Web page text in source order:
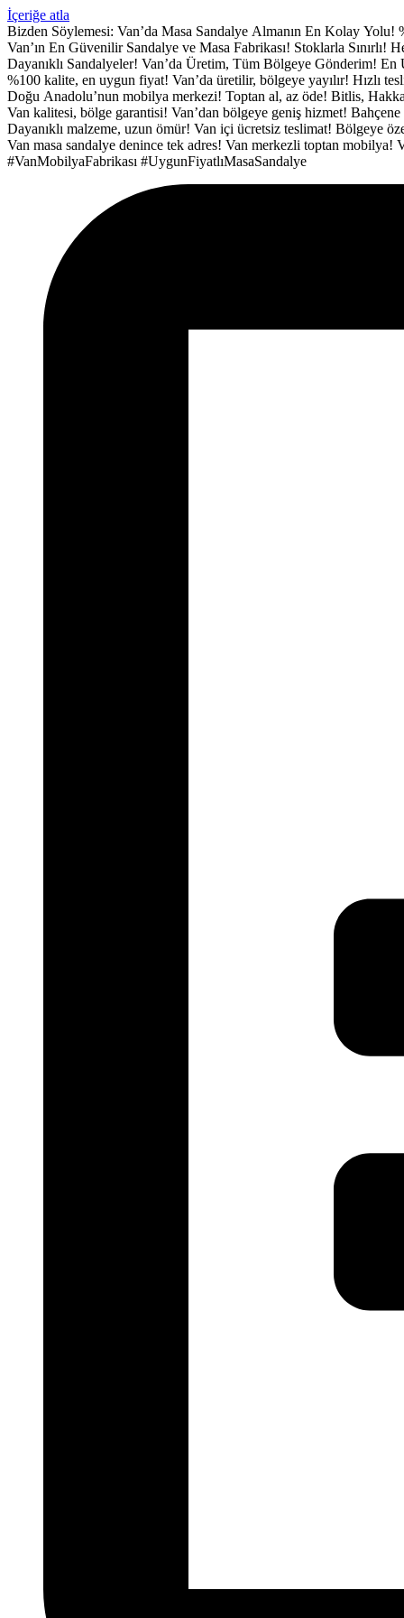
İçeriğe atla
Bizden Söylemesi: Van’da Masa Sandalye Almanın En Kolay Yolu!
Van’ın En Güvenilir Sandalye ve Masa Fabrikası! Stoklarla Sınırlı!
Dayanıklı Sandalyeler! Van’da Üretim, Tüm Bölgeye Gönderim! En
%100 kalite, en uygun fiyat! Van’da üretilir, bölgeye yayılır! Hızlı
Doğu Anadolu’nun mobilya merkezi! Toptan al, az öde! Bitlis,
Van kalitesi, bölge garantisi! Van’dan bölgeye geniş hizmet! Bahçene
Dayanıklı malzeme, uzun ömür! Van içi ücretsiz teslimat! Bölgeye
Van masa sandalye denince tek adres! Van merkezli toptan mobilya!
#VanMobilyaFabrikası #UygunFiyatlıMasaSandalye